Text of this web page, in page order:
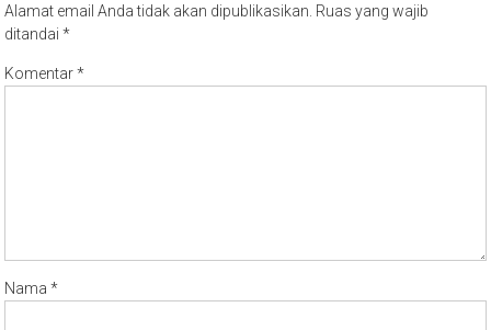
Alamat email Anda tidak akan dipublikasikan. Ruas yang wajib
ditandai*
Komentar*
Nama*